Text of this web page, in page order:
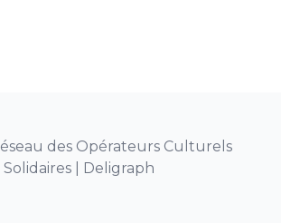
des Opérateurs Culturels
Solidaires | Deligraph